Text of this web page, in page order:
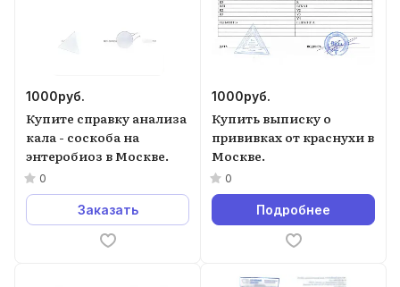
1000руб.
Купите справку анализа
кала - соскоба на
энтеробиоз в Москве.
0
Заказать
1000руб.
Купить выписку о
прививках от краснухи в
Москве.
0
Подробнее